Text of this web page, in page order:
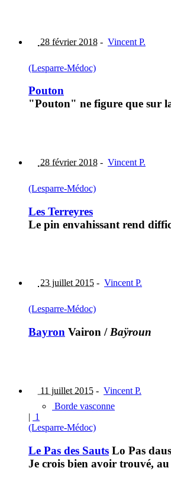
28 février 2018 - Vincent P.
(Lesparre-Médoc)
Pouton
"Pouton" ne figure que sur
28 février 2018 - Vincent P.
(Lesparre-Médoc)
Les Terreyres
Le pin envahissant rend
23 juillet 2015 - Vincent P.
(Lesparre-Médoc)
Bayron Vairon / Baÿroun
11 juillet 2015 - Vincent P.
Borde vasconne
| 1
(Lesparre-Médoc)
Le Pas des Sauts Lo Pas
Je crois bien avoir trouvé,